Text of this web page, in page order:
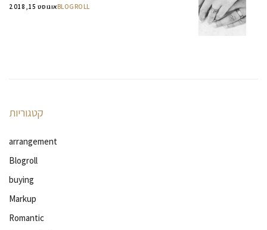
BLOGROLLאוגוסט 15, 2018
קטגוריות
arrangement
Blogroll
buying
Markup
Romantic